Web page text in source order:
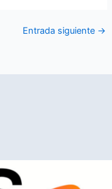
Entrada siguiente →